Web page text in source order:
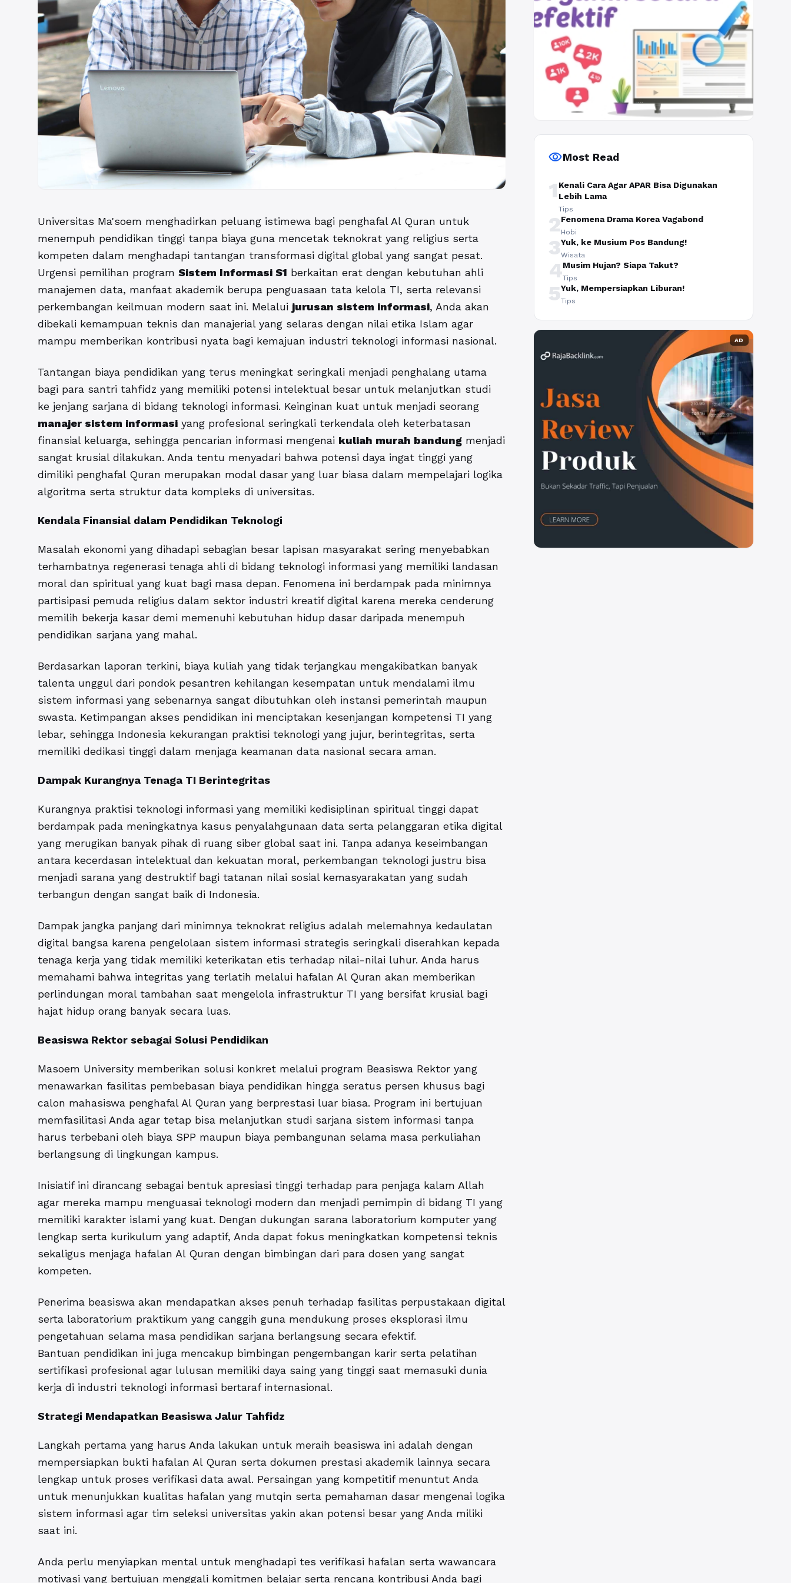
Universitas Ma'soem menghadirkan peluang istimewa bagi penghafal Al Quran untuk
menempuh pendidikan tinggi tanpa biaya guna mencetak teknokrat yang religius serta
kompeten dalam menghadapi tantangan transformasi digital global yang sangat pesat.
Urgensi pemilihan program Sistem Informasi S1 berkaitan erat dengan kebutuhan ahli
manajemen data, manfaat akademik berupa penguasaan tata kelola TI, serta relevansi
perkembangan keilmuan modern saat ini. Melalui jurusan sistem informasi, Anda akan
dibekali kemampuan teknis dan manajerial yang selaras dengan nilai etika Islam agar
mampu memberikan kontribusi nyata bagi kemajuan industri teknologi informasi nasional.
Tantangan biaya pendidikan yang terus meningkat seringkali menjadi penghalang utama
bagi para santri tahfidz yang memiliki potensi intelektual besar untuk melanjutkan studi
ke jenjang sarjana di bidang teknologi informasi. Keinginan kuat untuk menjadi seorang
manajer sistem informasi yang profesional seringkali terkendala oleh keterbatasan
finansial keluarga, sehingga pencarian informasi mengenai kuliah murah bandung menjadi
sangat krusial dilakukan. Anda tentu menyadari bahwa potensi daya ingat tinggi yang
dimiliki penghafal Quran merupakan modal dasar yang luar biasa dalam mempelajari logika
algoritma serta struktur data kompleks di universitas.
Kendala Finansial dalam Pendidikan Teknologi
Masalah ekonomi yang dihadapi sebagian besar lapisan masyarakat sering menyebabkan
terhambatnya regenerasi tenaga ahli di bidang teknologi informasi yang memiliki landasan
moral dan spiritual yang kuat bagi masa depan. Fenomena ini berdampak pada minimnya
partisipasi pemuda religius dalam sektor industri kreatif digital karena mereka cenderung
memilih bekerja kasar demi memenuhi kebutuhan hidup dasar daripada menempuh
pendidikan sarjana yang mahal.
Berdasarkan laporan terkini, biaya kuliah yang tidak terjangkau mengakibatkan banyak
talenta unggul dari pondok pesantren kehilangan kesempatan untuk mendalami ilmu
sistem informasi yang sebenarnya sangat dibutuhkan oleh instansi pemerintah maupun
swasta. Ketimpangan akses pendidikan ini menciptakan kesenjangan kompetensi TI yang
lebar, sehingga Indonesia kekurangan praktisi teknologi yang jujur, berintegritas, serta
memiliki dedikasi tinggi dalam menjaga keamanan data nasional secara aman.
Dampak Kurangnya Tenaga TI Berintegritas
Kurangnya praktisi teknologi informasi yang memiliki kedisiplinan spiritual tinggi dapat
berdampak pada meningkatnya kasus penyalahgunaan data serta pelanggaran etika digital
yang merugikan banyak pihak di ruang siber global saat ini. Tanpa adanya keseimbangan
antara kecerdasan intelektual dan kekuatan moral, perkembangan teknologi justru bisa
menjadi sarana yang destruktif bagi tatanan nilai sosial kemasyarakatan yang sudah
terbangun dengan sangat baik di Indonesia.
Dampak jangka panjang dari minimnya teknokrat religius adalah melemahnya kedaulatan
digital bangsa karena pengelolaan sistem informasi strategis seringkali diserahkan kepada
tenaga kerja yang tidak memiliki keterikatan etis terhadap nilai-nilai luhur. Anda harus
memahami bahwa integritas yang terlatih melalui hafalan Al Quran akan memberikan
perlindungan moral tambahan saat mengelola infrastruktur TI yang bersifat krusial bagi
hajat hidup orang banyak secara luas.
Beasiswa Rektor sebagai Solusi Pendidikan
Masoem University memberikan solusi konkret melalui program Beasiswa Rektor yang
menawarkan fasilitas pembebasan biaya pendidikan hingga seratus persen khusus bagi
calon mahasiswa penghafal Al Quran yang berprestasi luar biasa. Program ini bertujuan
memfasilitasi Anda agar tetap bisa melanjutkan studi sarjana sistem informasi tanpa
harus terbebani oleh biaya SPP maupun biaya pembangunan selama masa perkuliahan
berlangsung di lingkungan kampus.
Inisiatif ini dirancang sebagai bentuk apresiasi tinggi terhadap para penjaga kalam Allah
agar mereka mampu menguasai teknologi modern dan menjadi pemimpin di bidang TI yang
memiliki karakter islami yang kuat. Dengan dukungan sarana laboratorium komputer yang
lengkap serta kurikulum yang adaptif, Anda dapat fokus meningkatkan kompetensi teknis
sekaligus menjaga hafalan Al Quran dengan bimbingan dari para dosen yang sangat
kompeten.
Penerima beasiswa akan mendapatkan akses penuh terhadap fasilitas perpustakaan digital
serta laboratorium praktikum yang canggih guna mendukung proses eksplorasi ilmu
pengetahuan selama masa pendidikan sarjana berlangsung secara efektif.
Bantuan pendidikan ini juga mencakup bimbingan pengembangan karir serta pelatihan
sertifikasi profesional agar lulusan memiliki daya saing yang tinggi saat memasuki dunia
kerja di industri teknologi informasi bertaraf internasional.
Strategi Mendapatkan Beasiswa Jalur Tahfidz
Langkah pertama yang harus Anda lakukan untuk meraih beasiswa ini adalah dengan
mempersiapkan bukti hafalan Al Quran serta dokumen prestasi akademik lainnya secara
lengkap untuk proses verifikasi data awal. Persaingan yang kompetitif menuntut Anda
untuk menunjukkan kualitas hafalan yang mutqin serta pemahaman dasar mengenai logika
sistem informasi agar tim seleksi universitas yakin akan potensi besar yang Anda miliki
saat ini.
Anda perlu menyiapkan mental untuk menghadapi tes verifikasi hafalan serta wawancara
motivasi yang bertujuan menggali komitmen belajar serta rencana kontribusi Anda bagi
visibilityMost Read
1 Kenali Cara Agar APAR Bisa Digunakan
Lebih Lama
Tips
2Fenomena Drama Korea Vagabond
Hobi
3Yuk, ke Musium Pos Bandung!
Wisata
4Musim Hujan? Siapa Takut?
Tips
5Yuk, Mempersiapkan Liburan!
Tips
AD